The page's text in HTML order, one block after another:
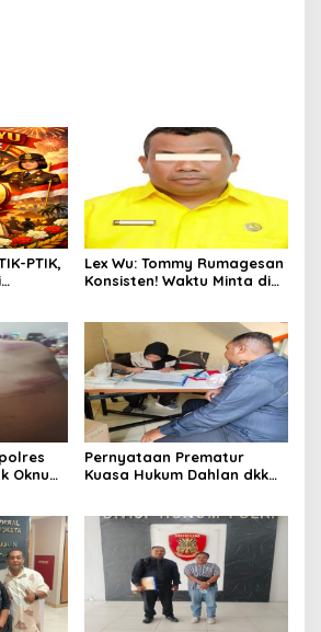
PTIK,
Lex Wu: Tommy Rumagesan
Konsisten! Waktu Minta di
Juga pakai Kaos Kuning.
Oknum
Pernyataan Prematur
Kuasa Hukum Dahlan dkk
Boekorsjom Belum
Dipublikasikan